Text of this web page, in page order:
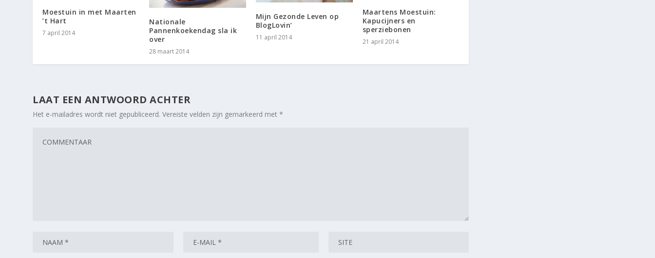
Moestuin in met Maarten
’t Hart
7 april 2014
Nationale
Pannenkoekendag sla ik
over
28 maart 2014
Mijn Gezonde Leven op
BlogLovin’
11 april 2014
Maartens Moestuin:
Kapucijners en
sperziebonen
21 april 2014
LAAT EEN ANTWOORD ACHTER
Het e-mailadres wordt niet gepubliceerd. Vereiste velden zijn gemarkeerd met*